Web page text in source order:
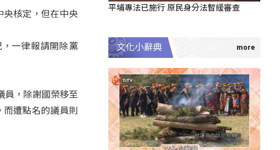
央核定，但在中央
一律報請開除黨
員，除謝國榮移至
遭點名的議員則
平埔專法已施行 原民身分法暫緩審查
文化小辭典